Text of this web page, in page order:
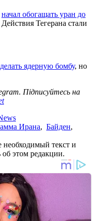
начал обогащать уран до
Тегерана стали
ядерную бомбу, но
Підписуйтесь на
Ирана, Байден,
текст и
этом редакции.